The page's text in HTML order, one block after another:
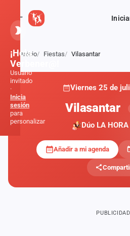
Atrás
Inicio Fiestas Vilasantar
Viernes 25 de
Vilasantar
Dúo LA
Añadir a mi agenda
PUBLICIDAD
¡Hola,
Verbener@!
Usuario
invitado
·
Inicia
sesión
para
personalizar